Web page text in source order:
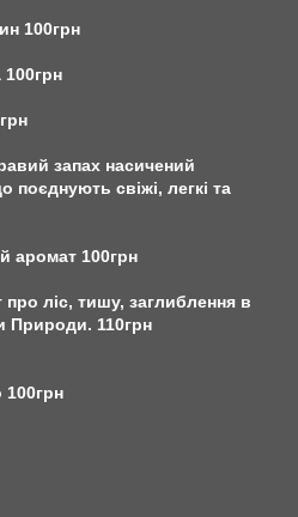
100грн
запах насичений
поєднують свіжі, легкі та
аромат 100грн
ліс, тишу, заглиблення в
Природи. 110грн
100грн